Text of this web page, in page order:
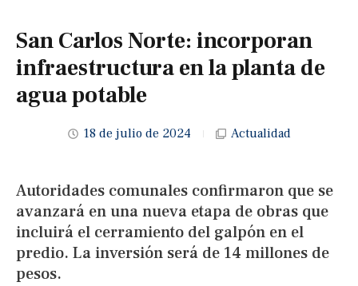
San Carlos Norte: incorporan
infraestructura en la planta de
agua potable
18 de julio de 2024 Actualidad
Autoridades comunales confirmaron que se
avanzará en una nueva etapa de obras que
incluirá el cerramiento del galpón en el
predio. La inversión será de 14 millones de
pesos.